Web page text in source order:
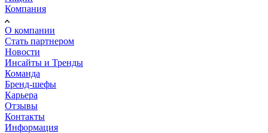
Компания
О компании
Стать партнером
Новости
Инсайты и Тренды
Команда
Бренд-шефы
Карьера
Отзывы
Контакты
Информация